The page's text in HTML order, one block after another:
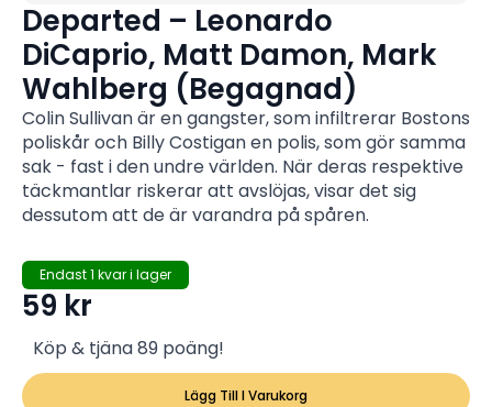
Departed – Leonardo
DiCaprio, Matt Damon, Mark
Wahlberg (Begagnad)
Colin Sullivan är en gangster, som infiltrerar Bostons
poliskår och Billy Costigan en polis, som gör samma
sak - fast i den undre världen. När deras respektive
täckmantlar riskerar att avslöjas, visar det sig
dessutom att de är varandra på spåren.
Endast 1 kvar i lager
59 kr
Köp & tjäna 89 poäng!
Lägg Till I Varukorg